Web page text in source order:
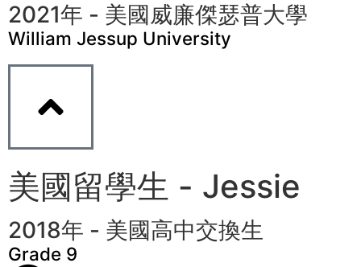
2021年 - 美國威廉傑瑟普大學
William Jessup University
美國留學生 - Jessie
2018年 - 美國高中交換生
Grade 9